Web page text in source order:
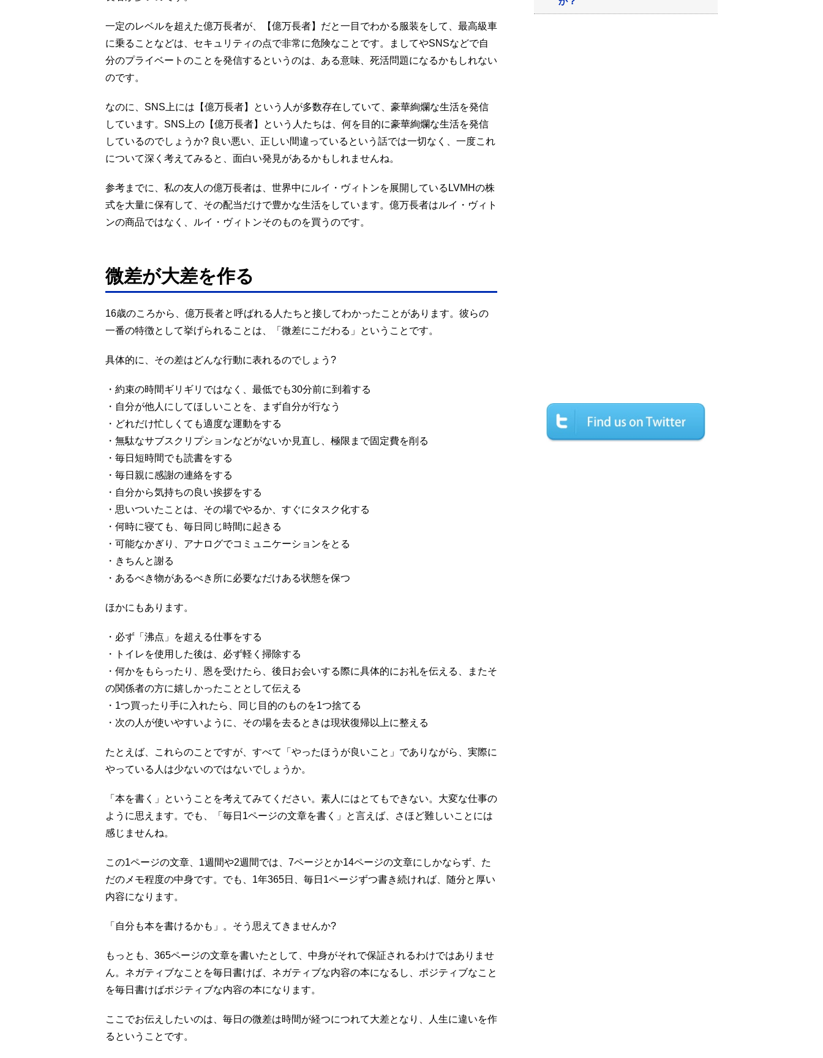
一定のレベルを超えた億万長者が、【億万長者】だと一目でわかる服装をして、最高級車
に乗ることなどは、セキュリティの点で非常に危険なことです。ましてやSNSなどで自
分のプライベートのことを発信するというのは、ある意味、死活問題になるかもしれない
のです。
なのに、SNS上には【億万長者】という人が多数存在していて、豪華絢爛な生活を発信
しています。SNS上の【億万長者】という人たちは、何を目的に豪華絢爛な生活を発信
しているのでしょうか? 良い悪い、正しい間違っているという話では一切なく、一度これ
について深く考えてみると、面白い発見があるかもしれませんね。
参考までに、私の友人の億万長者は、世界中にルイ・ヴィトンを展開しているLVMHの株
式を大量に保有して、その配当だけで豊かな生活をしています。億万長者はルイ・ヴィト
ンの商品ではなく、ルイ・ヴィトンそのものを買うのです。
微差が大差を作る
16歳のころから、億万長者と呼ばれる人たちと接してわかったことがあります。彼らの
一番の特徴として挙げられることは、「微差にこだわる」ということです。
具体的に、その差はどんな行動に表れるのでしょう?
・約束の時間ギリギリではなく、最低でも30分前に到着する
・自分が他人にしてほしいことを、まず自分が行なう
・どれだけ忙しくても適度な運動をする
・無駄なサブスクリプションなどがないか見直し、極限まで固定費を削る
・毎日短時間でも読書をする
・毎日親に感謝の連絡をする
・自分から気持ちの良い挨拶をする
・思いついたことは、その場でやるか、すぐにタスク化する
・何時に寝ても、毎日同じ時間に起きる
・可能なかぎり、アナログでコミュニケーションをとる
・きちんと謝る
・あるべき物があるべき所に必要なだけある状態を保つ
ほかにもあります。
・必ず「沸点」を超える仕事をする
・トイレを使用した後は、必ず軽く掃除する
・何かをもらったり、恩を受けたら、後日お会いする際に具体的にお礼を伝える、またそ
の関係者の方に嬉しかったこととして伝える
・1つ買ったり手に入れたら、同じ目的のものを1つ捨てる
・次の人が使いやすいように、その場を去るときは現状復帰以上に整える
たとえば、これらのことですが、すべて「やったほうが良いこと」でありながら、実際に
やっている人は少ないのではないでしょうか。
「本を書く」ということを考えてみてください。素人にはとてもできない。大変な仕事の
ように思えます。でも、「毎日1ページの文章を書く」と言えば、さほど難しいことには
感じませんね。
この1ページの文章、1週間や2週間では、7ページとか14ページの文章にしかならず、た
だのメモ程度の中身です。でも、1年365日、毎日1ページずつ書き続ければ、随分と厚い
内容になります。
「自分も本を書けるかも」。そう思えてきませんか?
もっとも、365ページの文章を書いたとして、中身がそれで保証されるわけではありませ
ん。ネガティブなことを毎日書けば、ネガティブな内容の本になるし、ポジティブなこと
を毎日書けばポジティブな内容の本になります。
ここでお伝えしたいのは、毎日の微差は時間が経つにつれて大差となり、人生に違いを作
るということです。